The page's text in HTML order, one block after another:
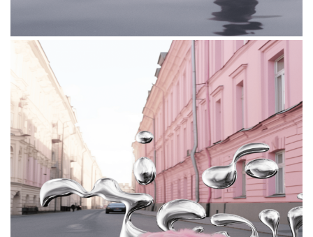
и привлекли искусственный интеллект для
создания атмосферных изображений.
За основу мы взяли оттенки из палитры
i do beauty
, которые покорили интернет своими
необычными названиями — розовый «сияет
от счастья», фиолетовый «это сон?», красный
«техно-дэнс».
Яна Кузнецова, фаундер бренда: